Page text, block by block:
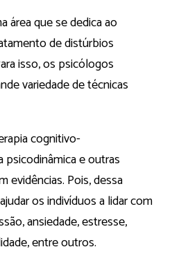
área que se dedica ao
de distúrbios
isso, os psicólogos
variedade de técnicas
cognitivo-
e outras
evidências. Pois, dessa
os indivíduos a lidar com
ansiedade, estresse,
entre outros.